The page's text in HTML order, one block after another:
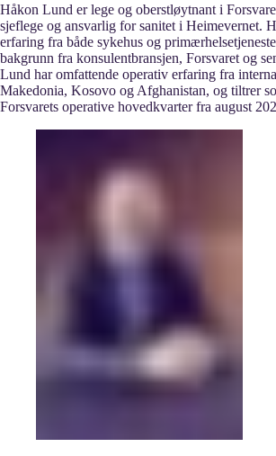
Håkon Lund er lege og oberstløytnant i
sjeflege og ansvarlig for sanitet i Heimevernet.
erfaring fra både sykehus og
bakgrunn fra konsulentbransjen, Forsvaret og
Lund har omfattende operativ erfaring fra
Makedonia, Kosovo og Afghanistan, og tiltrer
Forsvarets operative hovedkvarter fra august